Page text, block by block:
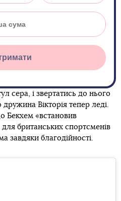
сера, і звертатись до нього
Вікторія тепер леді.
Бекхем «встановив
британських спортсменів
завдяки благодійності.